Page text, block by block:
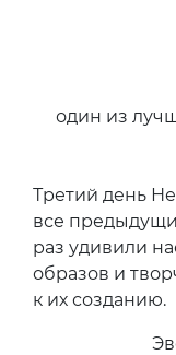
один из
Третий день
все
раз удивили
образов и
к их созданию.